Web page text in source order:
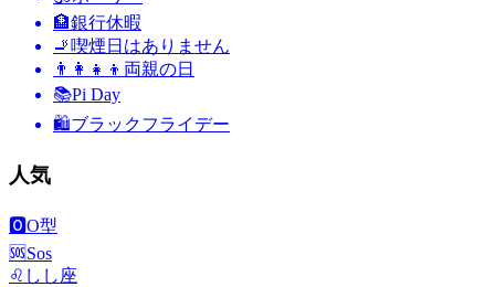
🏦銀行休暇
🚬 喫煙日はありません
👨‍👩‍👧‍👦 両親の日
📚Pi Day
🛍ブラックフライデー
人気
🅾️O型
🆘Sos
♌ しし座